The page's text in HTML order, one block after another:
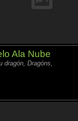
Ala Nube
dragón, Dragóns,